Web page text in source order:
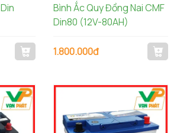
Bình Ắc Quy Đồng Nai CMF
Din80 (12V-80AH)
1.800.000đ